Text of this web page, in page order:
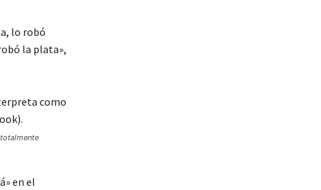
lo robó
la plata»,
en el